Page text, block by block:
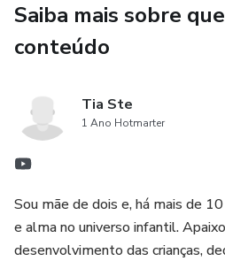
Saiba mais sobre
conteúdo
Tia Ste
1 Ano Hotmarter
Sou mãe de dois e, há mais de
e alma no universo infantil.
desenvolvimento das crianças,